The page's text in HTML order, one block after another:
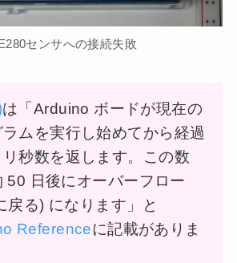
センサへの接続失敗
は「Arduino ボードが現在の
ムを実行し始めてから経過
リ秒数を返します。この数
50 日後にオーバーフロー
戻る) になります」と
Referenceに記載がありま